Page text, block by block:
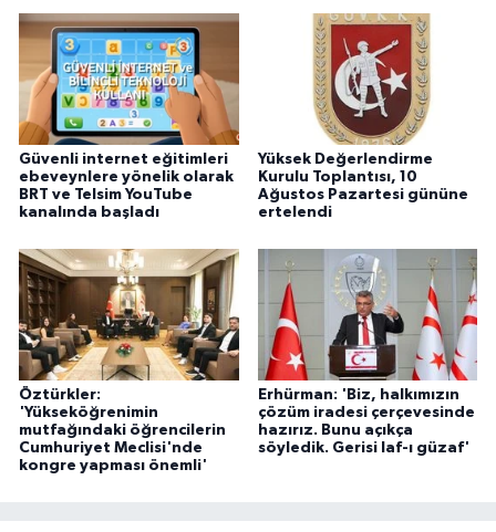
Güvenli internet eğitimleri
ebeveynlere yönelik olarak
BRT ve Telsim YouTube
kanalında başladı
Yüksek Değerlendirme
Kurulu Toplantısı, 10
Ağustos Pazartesi gününe
ertelendi
Öztürkler:
'Yükseköğrenimin
mutfağındaki öğrencilerin
Cumhuriyet Meclisi'nde
kongre yapması önemli'
Erhürman: 'Biz, halkımızın
çözüm iradesi çerçevesinde
hazırız. Bunu açıkça
söyledik. Gerisi laf-ı güzaf'